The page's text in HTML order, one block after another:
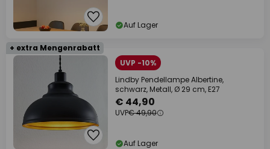
Auf Lager
+ extra Mengenrabatt
UVP -10%
Lindby Pendellampe Albertine,
schwarz, Metall, Ø 29 cm, E27
€ 44,90
UVP€ 49,90
Auf Lager